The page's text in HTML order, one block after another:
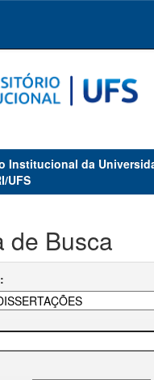
Institucional da
UFS
de Busca